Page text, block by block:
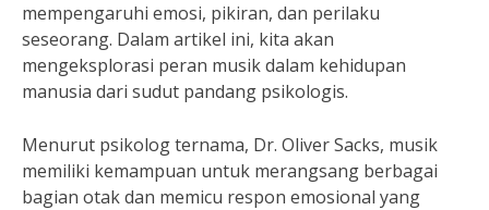
mempengaruhi emosi, pikiran, dan perilaku
seseorang. Dalam artikel ini, kita akan
mengeksplorasi peran musik dalam kehidupan
manusia dari sudut pandang psikologis.
Menurut psikolog ternama, Dr. Oliver Sacks, musik
memiliki kemampuan untuk merangsang berbagai
bagian otak dan memicu respon emosional yang